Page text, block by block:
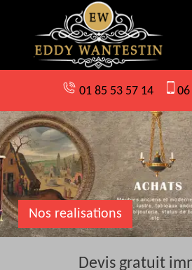
01 85 53 57 14 06
Nos realisations
Devis gratuit